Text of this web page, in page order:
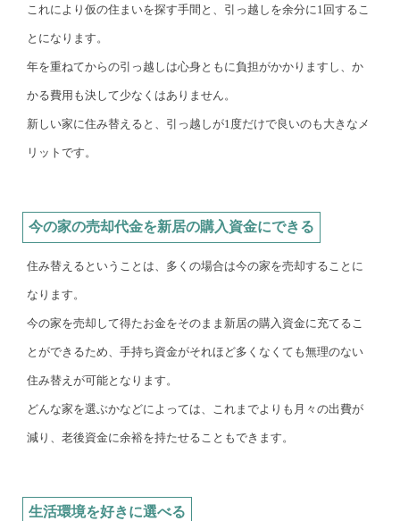
これにより仮の住まいを探す手間と、引っ越しを余分に1回するこ
とになります。
年を重ねてからの引っ越しは心身ともに負担がかかりますし、か
かる費用も決して少なくはありません。
新しい家に住み替えると、引っ越しが1度だけで良いのも大きなメ
リットです。
今の家の売却代金を新居の購入資金にできる
住み替えるということは、多くの場合は今の家を売却することに
なります。
今の家を売却して得たお金をそのまま新居の購入資金に充てるこ
とができるため、手持ち資金がそれほど多くなくても無理のない
住み替えが可能となります。
どんな家を選ぶかなどによっては、これまでよりも月々の出費が
減り、老後資金に余裕を持たせることもできます。
生活環境を好きに選べる